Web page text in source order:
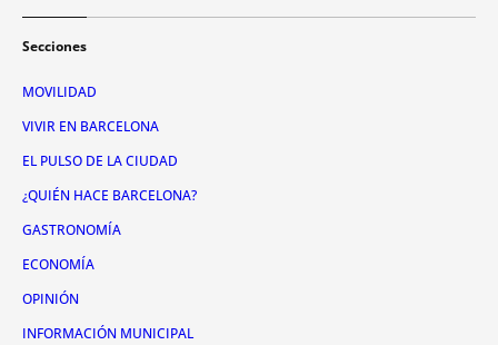
Secciones
MOVILIDAD
VIVIR EN BARCELONA
EL PULSO DE LA CIUDAD
¿QUIÉN HACE BARCELONA?
GASTRONOMÍA
ECONOMÍA
OPINIÓN
INFORMACIÓN MUNICIPAL